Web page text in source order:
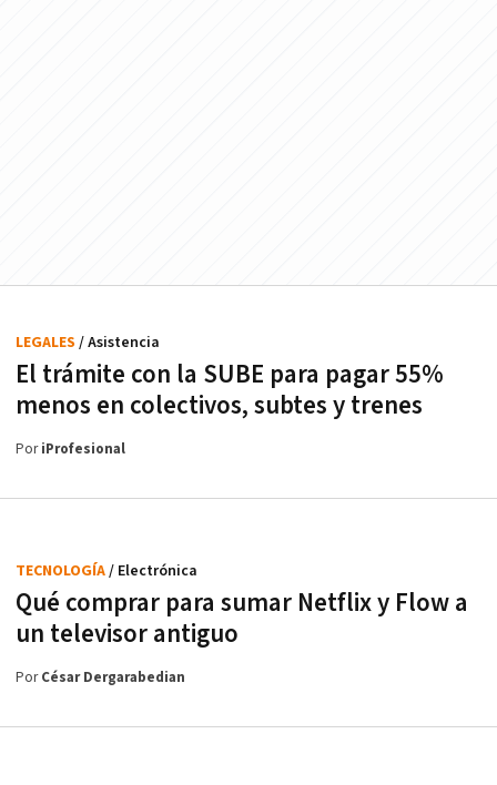
El trámite con la SUBE para pagar 55%
menos en colectivos, subtes y trenes
LEGALES / Asistencia
PoriProfesional
Qué comprar para sumar Netflix y Flow a
un televisor antiguo
TECNOLOGÍA/ Electrónica
PorCésar Dergarabedian